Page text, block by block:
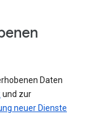
Daten
und zur
neuer Dienste